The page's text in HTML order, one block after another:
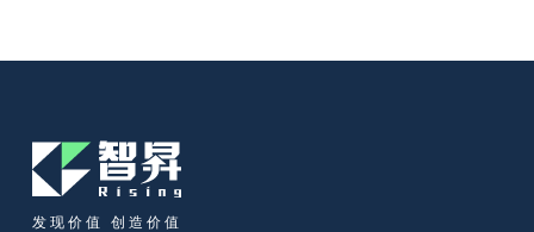
发现价值 创造价值